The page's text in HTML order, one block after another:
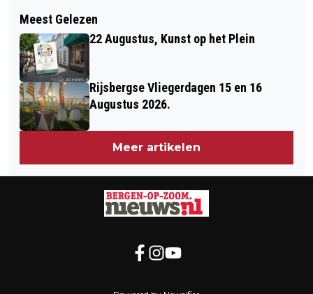
IN WOENSDRECHT IS DE KANS OP EEN
INBRAAK HET GROOTST
MEER GELD EN RUIMTE VOOR
DOORBRAAKFONDS BERGEN OP ZOOM
Meest Gelezen
22 Augustus, Kunst op het Plein
Rijsbergse Vliegerdagen 15 en 16
Augustus 2026.
Meer artikelen